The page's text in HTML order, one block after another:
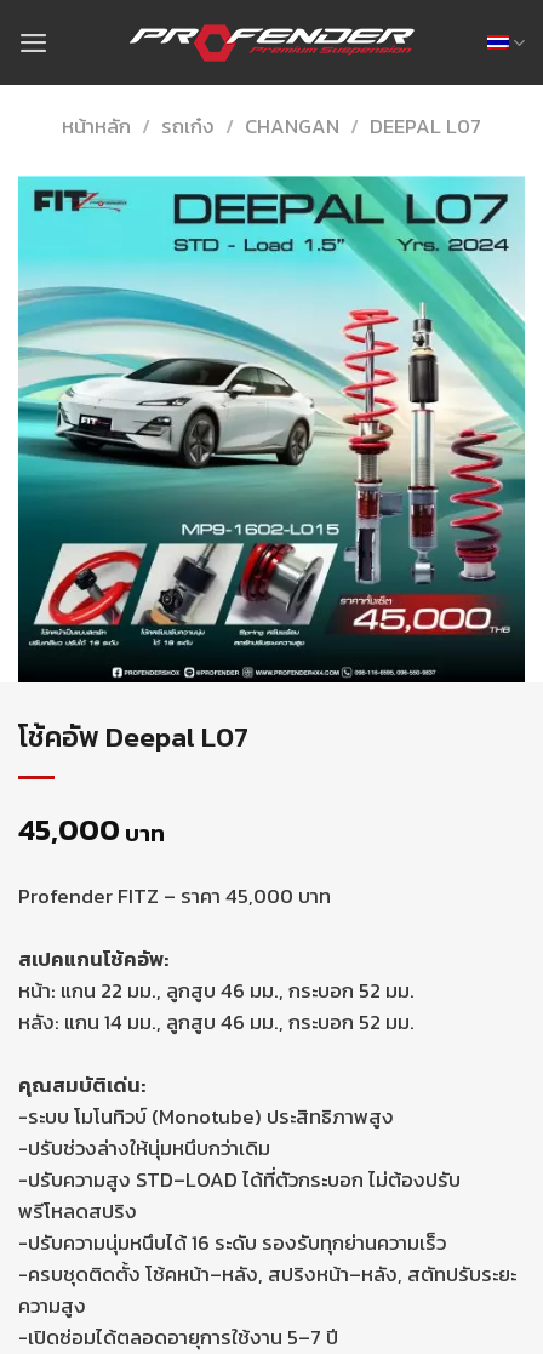
content
หน้าหลัก / รถเก๋ง / CHANGAN / DEEPAL L07
โช้คอัพ Deepal L07
45,000 บาท
Profender FITZ – ราคา 45,000 บาท
สเปคแกนโช้คอัพ:
หน้า: แกน 22 มม., ลูกสูบ 46 มม., กระบอก 52 มม.
หลัง: แกน 14 มม., ลูกสูบ 46 มม., กระบอก 52 มม.
คุณสมบัติเด่น:
-ระบบ โมโนทิวบ์ (Monotube) ประสิทธิภาพสูง
-ปรับช่วงล่างให้นุ่มหนึบกว่าเดิม
-ปรับความสูง STD–LOAD ได้ที่ตัวกระบอก ไม่ต้องปรับ
พรีโหลดสปริง
-ปรับความนุ่มหนึบได้ 16 ระดับ รองรับทุกย่านความเร็ว
-ครบชุดติดตั้ง โช้คหน้า–หลัง, สปริงหน้า–หลัง, สตัทปรับระยะ
ความสูง
-เปิดซ่อมได้ตลอดอายุการใช้งาน 5–7 ปี